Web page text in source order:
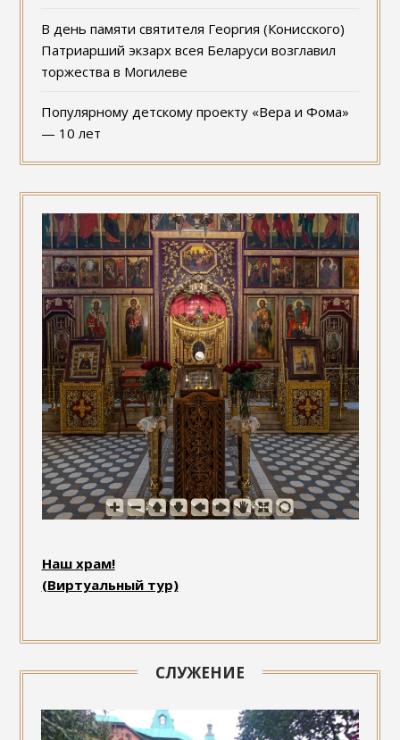
В день памяти святителя Георгия (Конисского)
Патриарший экзарх всея Беларуси возглавил
торжества в Могилеве
Популярному детскому проекту «Вера и Фома»
— 10 лет
Наш храм!
(Виртуальный тур)
СЛУЖЕНИЕ